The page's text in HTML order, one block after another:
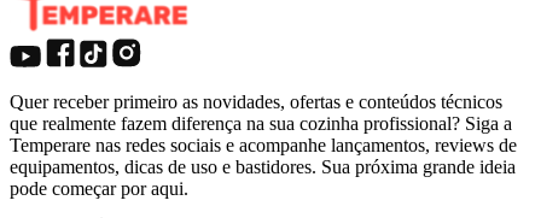
Quer receber primeiro as novidades, ofertas e conteúdos técnicos
que realmente fazem diferença na sua cozinha profissional? Siga a
Temperare nas redes sociais e acompanhe lançamentos, reviews de
equipamentos, dicas de uso e bastidores. Sua próxima grande ideia
pode começar por aqui.